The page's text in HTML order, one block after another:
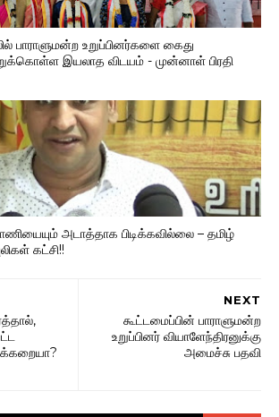
பாராளுமன்ற உறுப்பினர்களை கைது
இயலாத விடயம் - முன்னாள் பிரதி
அடாத்தாக பிடிக்கவில்லை – தமிழ்
கட்சி!!
NEXT
கூட்டமைப்பின் பாராளுமன்ற
உறுப்பினர் வியாளேந்திரனுக்கு
அமைச்சு பதவி